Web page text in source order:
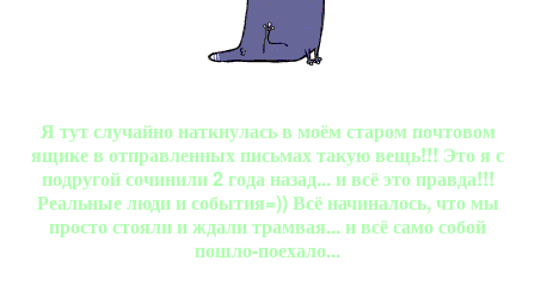
Я тут случайно наткнулась в моём старом почтовом
ящике в отправленных письмах такую вещь!!! Это я с
подругой сочинили 2 года назад... и всё это правда!!!
Реальные люди и события=)) Всё начиналось, что мы
просто стояли и ждали трамвая... и всё само собой
пошло-поехало...